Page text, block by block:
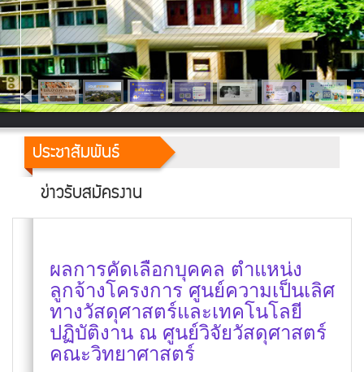
ประชาสัมพันธ์
ข่าวรับสมัครงาน
ผลการคัดเลือกบุคคล ตำแหน่ง
ลูกจ้างโครงการ ศูนย์ความเป็นเลิศ
ทางวัสดุศาสตร์และเทคโนโลยี
ปฏิบัติงาน ณ ศูนย์วิจัยวัสดุศาสตร์
คณะวิทยาศาสตร์